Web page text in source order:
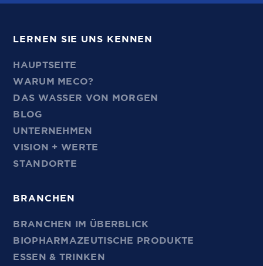
LERNEN SIE UNS KENNEN
HAUPTSEITE
WARUM MECO?
DAS WASSER VON MORGEN
BLOG
UNTERNEHMEN
VISION + WERTE
STANDORTE
BRANCHEN
BRANCHEN IM ÜBERBLICK
BIOPHARMAZEUTISCHE PRODUKTE
ESSEN & TRINKEN